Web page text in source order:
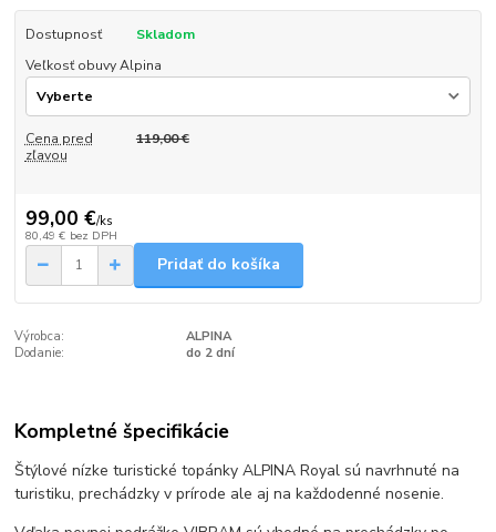
Dostupnosť
Skladom
Veľkosť obuvy Alpina
Cena pred
zľavou
119,00 €
99,00 €/ks
80,49 € bez DPH
Pridať do košíka
Výrobca:
ALPINA
Dodanie:
do 2 dní
Kompletné špecifikácie
Štýlové nízke turistické topánky ALPINA Royal sú navrhnuté na
turistiku, prechádzky v prírode ale aj na každodenné nosenie.